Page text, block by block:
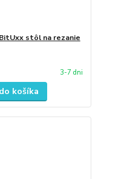
stôl na rezanie
3-7 dni
košíka